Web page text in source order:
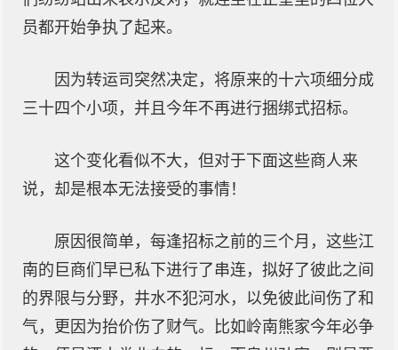
员都开始争执了起来。
因为转运司突然决定，将原来的十六项细分成
三十四个小项，并且今年不再进行捆绑式招标。
这个变化看似不大，但对于下面这些商人来
说，却是根本无法接受的事情！
原因很简单，每逢招标之前的三个月，这些江
南的巨商们早已私下进行了串连，拟好了彼此之间
的界限与分野，井水不犯河水，以免彼此间伤了和
气，更因为抬价伤了财气。比如岭南熊家今年必争